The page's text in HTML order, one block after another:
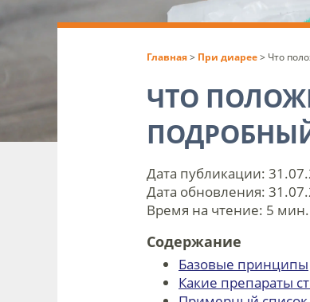
Главная> При диарее> Что
ЧТО
Дата публикации:
Дата обновления:
Время на чтение: 5 мин.
Содержание
Базовые принципы
Какие препараты